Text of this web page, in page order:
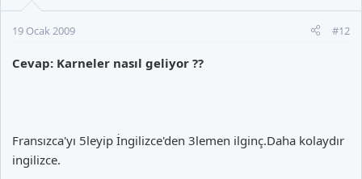
19 Ocak 2009 #12
Cevap: Karneler nasıl geliyor ??
Fransızca'yı 5leyip İngilizce'den 3lemen ilginç.Daha kolaydır
ingilizce.